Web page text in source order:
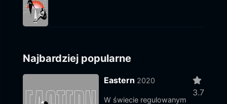
Najbardziej popularne
Eastern 2020
W świecie regulowanym
3.7